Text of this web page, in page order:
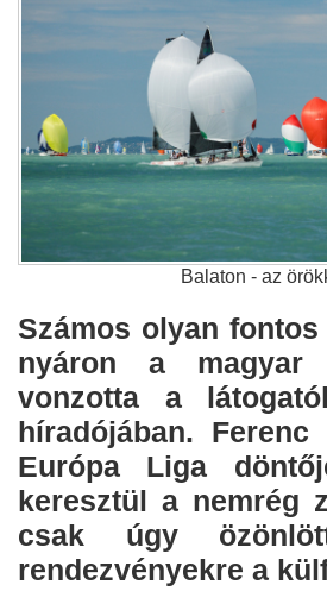
Balaton - az
Számos olyan
nyáron a magyar
vonzotta a
híradójában.
Európa Liga
keresztül a nemrég
csak úgy
rendezvényekre a